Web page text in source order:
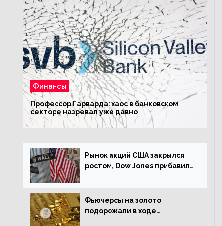
Финансы
Профессор Гарварда: хаос в банковском
секторе назревал уже давно
Рынок акций США закрылся
ростом, Dow Jones прибавил
Фьючерсы на золото
подорожали в ходе